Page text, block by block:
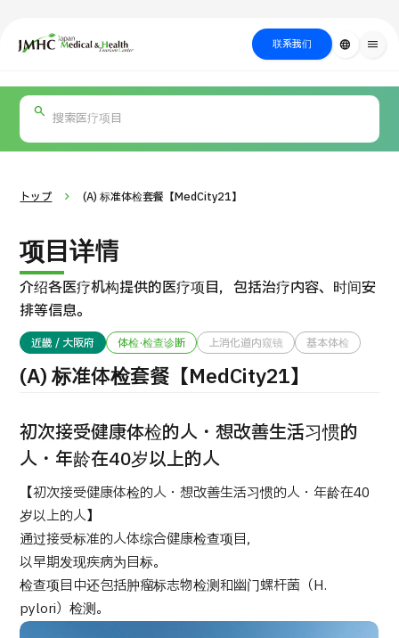
日本医疗健康雅旅中心（JMHC） 联系我们 language menu
关于日本医疗
按部位・疾
病搜索
方法搜索
医疗
TOP
PICK UP PROGRAM
国际 第二医疗意见（湘南镰仓综合医院）
2026.01.12
トップ (A) 标准体检套餐【MedCity21】
项目详情
介绍各医疗机构提供的医疗项目，包括治疗内容、时间安
排等信息。
近畿 / 大阪府 体检·检查诊断 上消化道内窥镜 基本体检
(A) 标准体检套餐【MedCity21】
初次接受健康体检的人・想改善生活习惯的
人・年龄在40岁以上的人
【初次接受健康体检的人・想改善生活习惯的人・年龄在40
岁以上的人】
通过接受标准的人体综合健康检查项目，
以早期发现疾病为目标。
检查项目中还包括肿瘤标志物检测和幽门螺杆菌（H.
pylori）检测。